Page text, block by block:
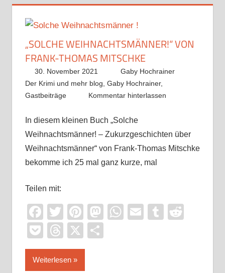
„SOLCHE WEIHNACHTSMÄNNER!“ VON
FRANK-THOMAS MITSCHKE
30. November 2021
Gaby Hochrainer
Der Krimi und mehr blog Gaby Hochrainer,
Gastbeiträge
Kommentar hinterlassen
In diesem kleinen Buch „Solche
Weihnachtsmänner! – Zukurzgeschichten über
Weihnachtsmänner“ von Frank-Thomas Mitschke
bekomme ich 25 mal ganz kurze, mal
Teilen mit:
Facebook
TwitterPinterest
Mastodon
WhatsApp
EmailTumblr
PocketThreads
X
Weiterlesen